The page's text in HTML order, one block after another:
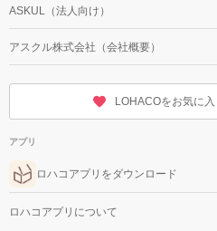
ASKUL（法人向け）
アスクル株式会社（会社概要）
LOHACOをお気に
アプリ
ロハコアプリをダウンロード
ロハコアプリについて